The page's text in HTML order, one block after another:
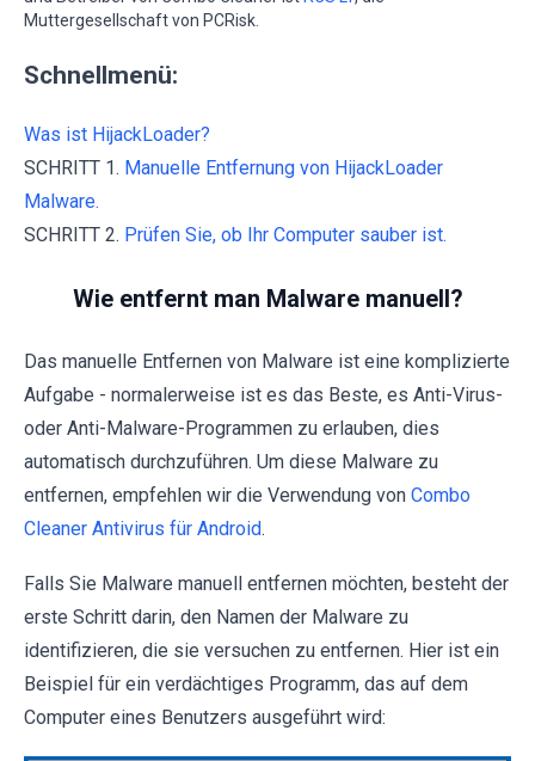
Muttergesellschaft von PCRisk.
Schnellmenü:
Was ist HijackLoader?
SCHRITT 1. Manuelle Entfernung von HijackLoader
Malware.
SCHRITT 2. Prüfen Sie, ob Ihr Computer sauber ist.
Wie entfernt man Malware manuell?
Das manuelle Entfernen von Malware ist eine komplizierte
Aufgabe - normalerweise ist es das Beste, es Anti-Virus-
oder Anti-Malware-Programmen zu erlauben, dies
automatisch durchzuführen. Um diese Malware zu
entfernen, empfehlen wir die Verwendung von Combo
Cleaner Antivirus für Android.
Falls Sie Malware manuell entfernen möchten, besteht der
erste Schritt darin, den Namen der Malware zu
identifizieren, die sie versuchen zu entfernen. Hier ist ein
Beispiel für ein verdächtiges Programm, das auf dem
Computer eines Benutzers ausgeführt wird: